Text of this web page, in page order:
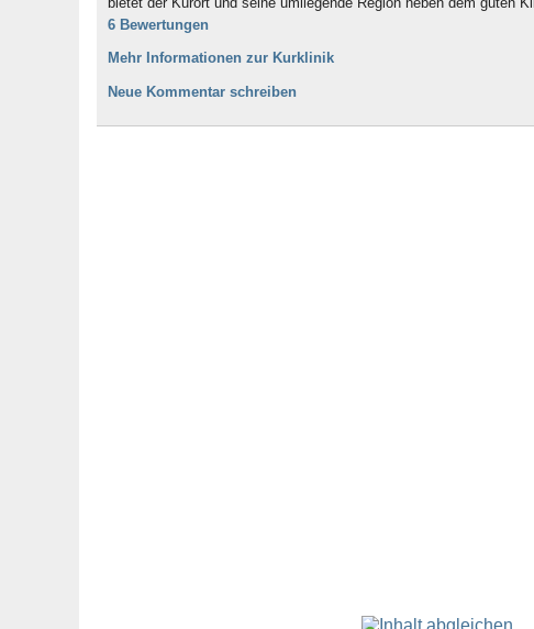
6 Bewertungen
Mehr Informationen zur Kurklinik
Neue Kommentar schreiben